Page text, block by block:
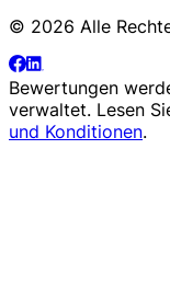
© 2026 Alle
Bewertungen
verwaltet. Lesen
und Konditionen.